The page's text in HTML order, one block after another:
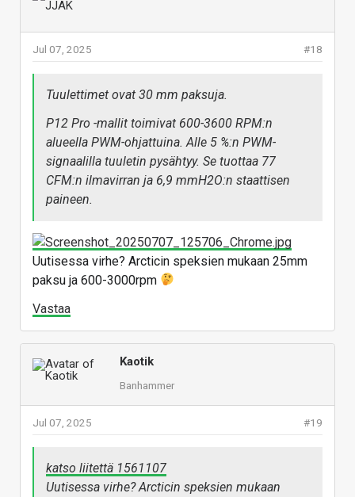
#18
Jul 07, 2025
Tuulettimet ovat 30 mm paksuja.
P12 Pro -mallit toimivat 600-3600 RPM:n
alueella PWM-ohjattuina. Alle 5 %:n PWM-
signaalilla tuuletin pysähtyy. Se tuottaa 77
CFM:n ilmavirran ja 6,9 mmH2O:n staattisen
paineen.
Uutisessa virhe? Arcticin speksien mukaan 25mm
paksu ja 600-3000rpm
Vastaa
Kaotik
Banhammer
#19
Jul 07, 2025
katso liitettä 1561107
Uutisessa virhe? Arcticin speksien mukaan